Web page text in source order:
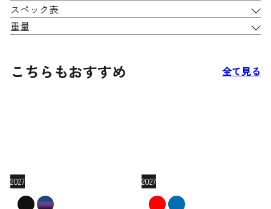
スペック表
重量
こちらもおすすめ 全て見る
2027 2027